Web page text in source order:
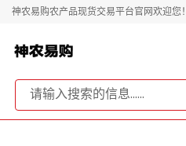
神农易购农产品现货交易平台官网欢迎您！